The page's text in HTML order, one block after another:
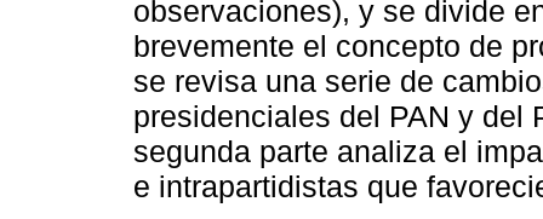
observaciones), y se divide
brevemente el concepto de
se revisa una serie de
presidenciales del PAN y del
segunda parte analiza el
e intrapartidistas que